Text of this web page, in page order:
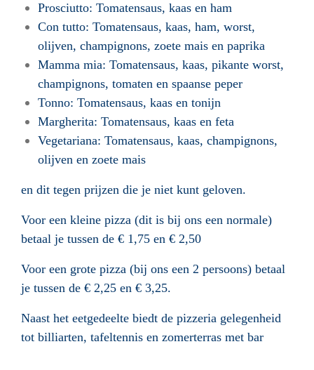
Prosciutto: Tomatensaus, kaas en ham
Con tutto: Tomatensaus, kaas, ham, worst,
olijven, champignons, zoete mais en paprika
Mamma mia: Tomatensaus, kaas, pikante worst,
champignons, tomaten en spaanse peper
Tonno: Tomatensaus, kaas en tonijn
Margherita: Tomatensaus, kaas en feta
Vegetariana: Tomatensaus, kaas, champignons,
olijven en zoete mais
en dit tegen prijzen die je niet kunt geloven.
Voor een kleine pizza (dit is bij ons een normale)
betaal je tussen de € 1,75 en € 2,50
Voor een grote pizza (bij ons een 2 persoons) betaal
je tussen de € 2,25 en € 3,25.
Naast het eetgedeelte biedt de pizzeria gelegenheid
tot billiarten, tafeltennis en zomerterras met bar